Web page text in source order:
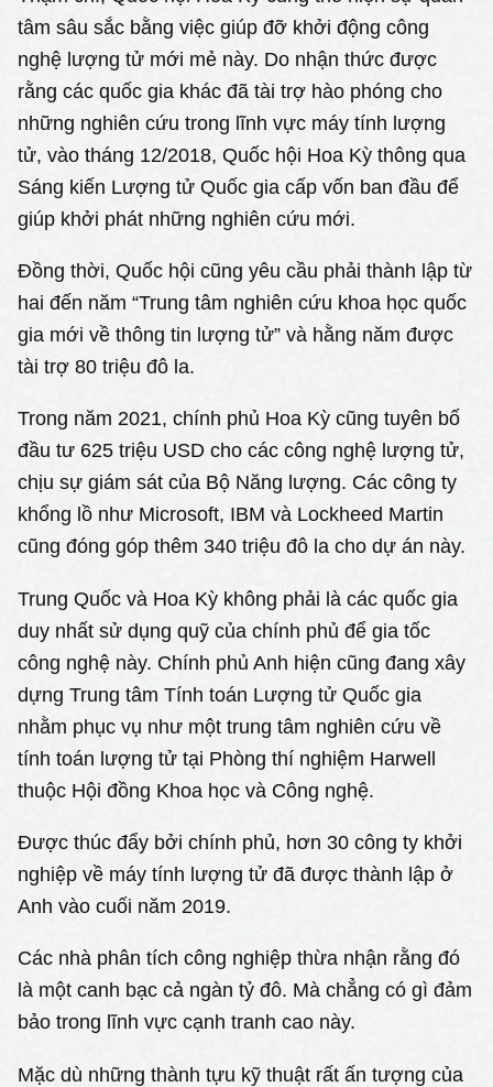
tâm sâu sắc bằng việc giúp đỡ khởi động công
nghệ lượng tử mới mẻ này. Do nhận thức được
rằng các quốc gia khác đã tài trợ hào phóng cho
những nghiên cứu trong lĩnh vực máy tính lượng
tử, vào tháng 12/2018, Quốc hội Hoa Kỳ thông qua
Sáng kiến Lượng tử Quốc gia cấp vốn ban đầu để
giúp khởi phát những nghiên cứu mới.
Đồng thời, Quốc hội cũng yêu cầu phải thành lập từ
hai đến năm “Trung tâm nghiên cứu khoa học quốc
gia mới về thông tin lượng tử” và hằng năm được
tài trợ 80 triệu đô la.
Trong năm 2021, chính phủ Hoa Kỳ cũng tuyên bố
đầu tư 625 triệu USD cho các công nghệ lượng tử,
chịu sự giám sát của Bộ Năng lượng. Các công ty
khổng lồ như Microsoft, IBM và Lockheed Martin
cũng đóng góp thêm 340 triệu đô la cho dự án này.
Trung Quốc và Hoa Kỳ không phải là các quốc gia
duy nhất sử dụng quỹ của chính phủ để gia tốc
công nghệ này. Chính phủ Anh hiện cũng đang xây
dựng Trung tâm Tính toán Lượng tử Quốc gia
nhằm phục vụ như một trung tâm nghiên cứu về
tính toán lượng tử tại Phòng thí nghiệm Harwell
thuộc Hội đồng Khoa học và Công nghệ.
Được thúc đẩy bởi chính phủ, hơn 30 công ty khởi
nghiệp về máy tính lượng tử đã được thành lập ở
Anh vào cuối năm 2019.
Các nhà phân tích công nghiệp thừa nhận rằng đó
là một canh bạc cả ngàn tỷ đô. Mà chẳng có gì đảm
bảo trong lĩnh vực cạnh tranh cao này.
Mặc dù những thành tựu kỹ thuật rất ấn tượng của